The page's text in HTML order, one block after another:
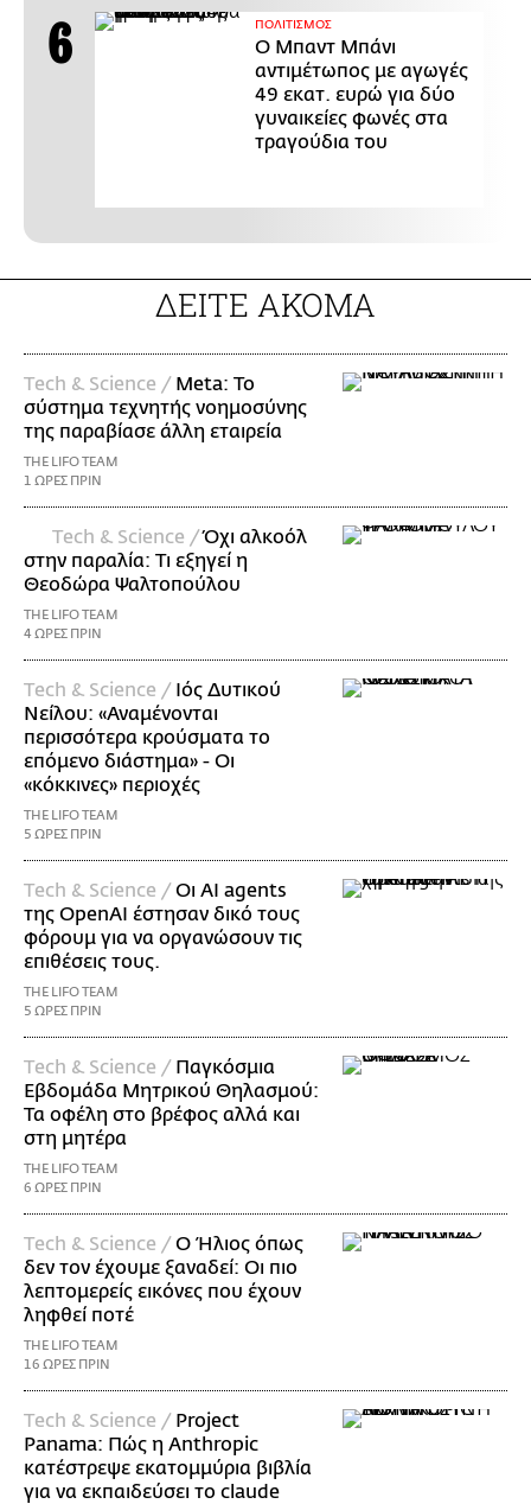
ΠΟΛΙΤΙΣΜΟΣ
Ο Μπαντ Μπάνι
αντιμέτωπος με αγωγές
49 εκατ. ευρώ για δύο
γυναικείες φωνές στα
τραγούδια του
ΔΕΙΤΕ ΑΚΟΜΑ
Τech & Science / Meta: Το
σύστημα τεχνητής νοημοσύνης
της παραβίασε άλλη εταιρεία
THE LIFO TEAM
1 ΩΡΕΣ ΠΡΙΝ
Τech & Science /Όχι αλκοόλ
στην παραλία: Τι εξηγεί η
Θεοδώρα Ψαλτοπούλου
THE LIFO TEAM
4 ΩΡΕΣ ΠΡΙΝ
Τech & Science / Ιός Δυτικού
Νείλου: «Αναμένονται
περισσότερα κρούσματα το
επόμενο διάστημα» - Οι
«κόκκινες» περιοχές
THE LIFO TEAM
5 ΩΡΕΣ ΠΡΙΝ
Τech & Science /Οι AI agents
της OpenAI έστησαν δικό τους
φόρουμ για να οργανώσουν τις
επιθέσεις τους.
THE LIFO TEAM
5 ΩΡΕΣ ΠΡΙΝ
Τech & Science / Παγκόσμια
Εβδομάδα Μητρικού Θηλασμού:
Τα οφέλη στο βρέφος αλλά και
στη μητέρα
THE LIFO TEAM
6 ΩΡΕΣ ΠΡΙΝ
Τech & Science /Ο Ήλιος όπως
δεν τον έχουμε ξαναδεί: Οι πιο
λεπτομερείς εικόνες που έχουν
ληφθεί ποτέ
THE LIFO TEAM
16 ΩΡΕΣ ΠΡΙΝ
Τech & Science / Project
Panama: Πώς η Anthropic
κατέστρεψε εκατομμύρια βιβλία
για να εκπαιδεύσει το claude